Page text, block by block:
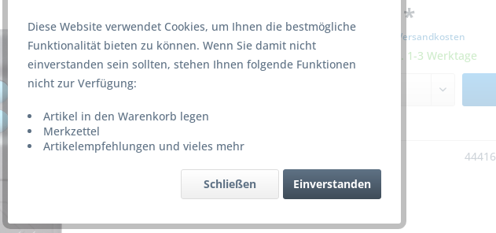
39,00 € *
inkl. MwSt. zzgl. Versandkosten
Lieferzeit ca. 1-3 Werktage
44416
Diese Website verwendet Cookies, um Ihnen die bestmögliche
Funktionalität bieten zu können. Wenn Sie damit nicht
einverstanden sein sollten, stehen Ihnen folgende Funktionen
nicht zur Verfügung:
Artikel in den Warenkorb legen
Merkzettel
Artikelempfehlungen und vieles mehr
Einverstanden
Schließen